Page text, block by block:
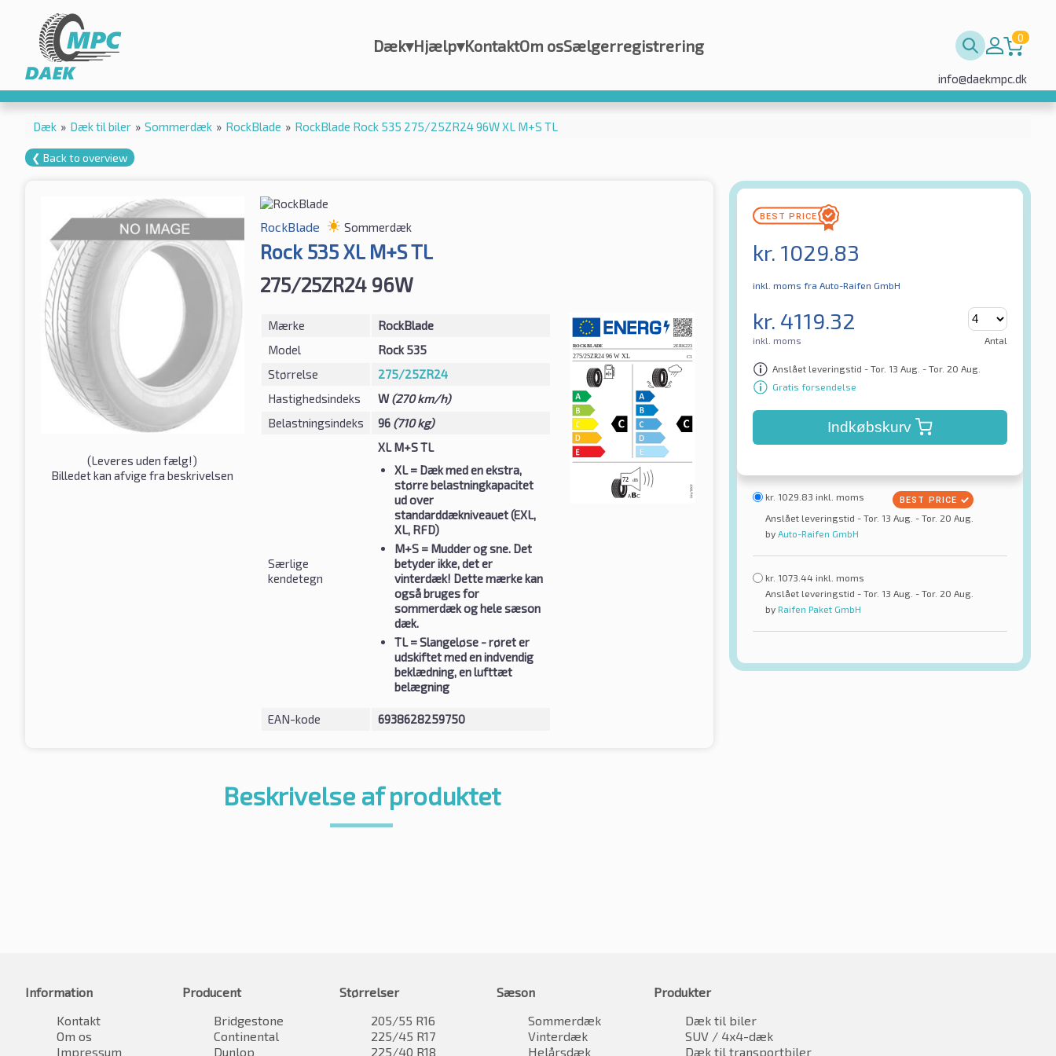
Dæk▾Hjælp▾KontaktOm osSælgerregistrering 0
info@daekmpc.dk
Dæk » Dæk til biler » Sommerdæk » RockBlade » RockBlade Rock 535 275/25ZR24 96W XL M+S TL
❮ Back to overview
(Leveres uden fælg!)
Billedet kan afvige fra beskrivelsen
RockBlade Sommerdæk
Rock 535 XL M+S TL
275/25ZR24 96W
Mærke
RockBlade
Model
Rock 535
Størrelse
275/25ZR24
Hastighedsindeks
W(270 km/h)
Belastningsindeks
96 (710 kg)
Særlige
kendetegn
XL M+S TL
XL= Dæk med en ekstra,
større belastningkapacitet
ud over
standarddækniveauet (EXL,
XL, RFD)
M+S= Mudder og sne. Det
betyder ikke, det er
vinterdæk! Dette mærke kan
også bruges for
sommerdæk og hele sæson
dæk.
TL= Slangeløse - røret er
udskiftet med en indvendig
beklædning, en lufttæt
belægning
EAN-kode 6938628259750
kr. 1029.83
inkl. moms fra Auto-Raifen GmbH
kr. 4119.32
inkl. moms Antal
Anslået leveringstid - Tor. 13 Aug. - Tor. 20 Aug.
Gratis forsendelse
Indkøbskurv
kr. 1029.83 inkl. moms
Anslået leveringstid - Tor. 13 Aug. - Tor. 20 Aug.
by Auto-Raifen GmbH
kr. 1073.44 inkl. moms
Anslået leveringstid - Tor. 13 Aug. - Tor. 20 Aug.
by Raifen Paket GmbH
Beskrivelse af produktet
Information
Kontakt
Om os
Impressum
Producent
Bridgestone
Continental
Dunlop
Størrelser
205/55 R16
225/45 R17
225/40 R18
Sæson
Sommerdæk
Vinterdæk
Helårsdæk
Produkter
Dæk til biler
SUV / 4x4-dæk
Dæk til transportbiler